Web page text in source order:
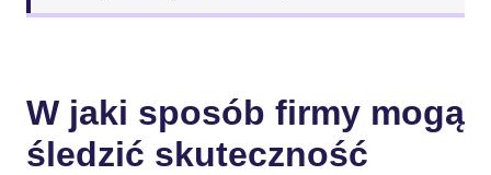
W jaki sposób firmy mogą
śledzić skuteczność